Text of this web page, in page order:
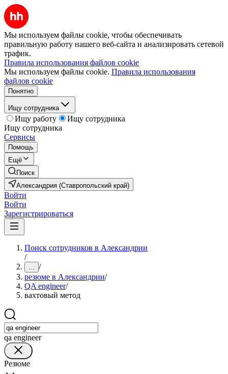
Мы используем файлы cookie, чтобы обеспечивать
правильную работу нашего веб-сайта и анализировать сетевой
трафик.
Правила использования файлов cookie
Мы используем файлы cookie. Правила использования
файлов cookie
Понятно
Ищу сотрудника
Ищу работу
Ищу сотрудника
Ищу сотрудника
Сервисы
Помощь
Ещё
Поиск
Александрия (Ставропольский край)
Войти
Войти
Зарегистрироваться
Поиск сотрудников в Александрии
/
... /
резюме в Александрии/
QA engineer/
вахтовый метод
qa engineer
Резюме